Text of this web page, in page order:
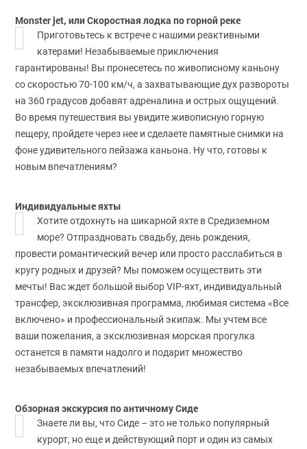
Monster jet, или Скоростная лодка по горной реке
Приготовьтесь к встрече с нашими реактивными
катерами! Незабываемые приключения
гарантированы! Вы пронесетесь по живописному каньону
со скоростью 70-100 км/ч, а захватывающие дух развороты
на 360 градусов добавят адреналина и острых ощущений.
Во время путешествия вы увидите живописную горную
пещеру, пройдете через нее и сделаете памятные снимки на
фоне удивительного пейзажа каньона. Ну что, готовы к
новым впечатлениям?
Индивидуальные яхты
Хотите отдохнуть на шикарной яхте в Средиземном
море? Отпраздновать свадьбу, день рождения,
провести романтический вечер или просто расслабиться в
кругу родных и друзей? Мы поможем осуществить эти
мечты! Вас ждет большой выбор VIP-яхт, индивидуальный
трансфер, эксклюзивная программа, любимая система «Все
включено» и профессиональный экипаж. Мы учтем все
ваши пожелания, а эксклюзивная морская прогулка
останется в памяти надолго и подарит множество
незабываемых впечатлений!
Обзорная экскурсия по античному Сиде
Знаете ли вы, что Сиде – это не только популярный
курорт, но еще и действующий порт и один из самых